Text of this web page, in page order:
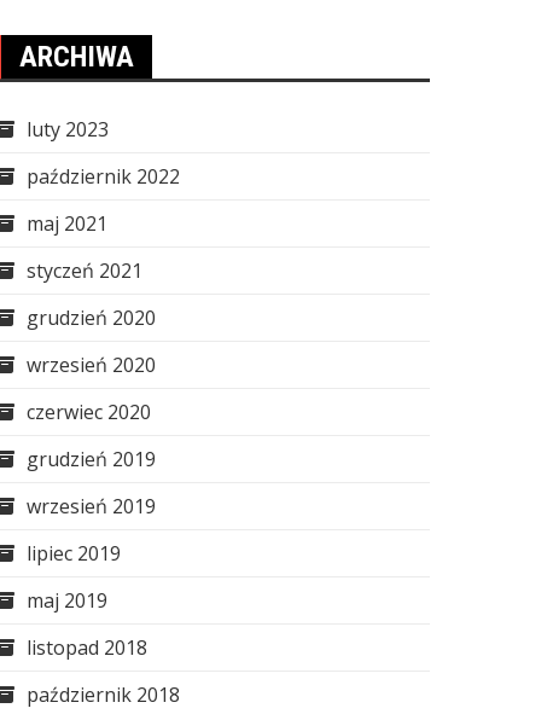
ARCHIWA
luty 2023
październik 2022
maj 2021
styczeń 2021
grudzień 2020
wrzesień 2020
czerwiec 2020
grudzień 2019
wrzesień 2019
lipiec 2019
maj 2019
listopad 2018
październik 2018